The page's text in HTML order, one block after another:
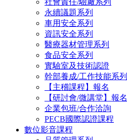
社會責任/驗廠系列
永續議題系列
車用安全系列
資訊安全系列
醫療器材管理系列
食品安全系列
實驗室及技術認證
幹部養成/工作技能系列
【主稽課程】報名
【研討會/微講堂】報名
企業包班/合作洽詢
PECB國際認證課程
數位影音課程